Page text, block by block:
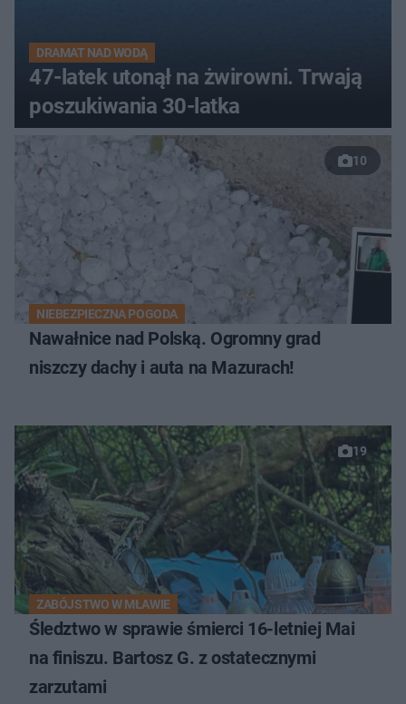
DRAMAT NAD WODĄ
47-latek utonął na żwirowni. Trwają
poszukiwania 30-latka
10
NIEBEZPIECZNA POGODA
Nawałnice nad Polską. Ogromny grad
niszczy dachy i auta na Mazurach!
19
ZABÓJSTWO W MŁAWIE
Śledztwo w sprawie śmierci 16-letniej Mai
na finiszu. Bartosz G. z ostatecznymi
zarzutami